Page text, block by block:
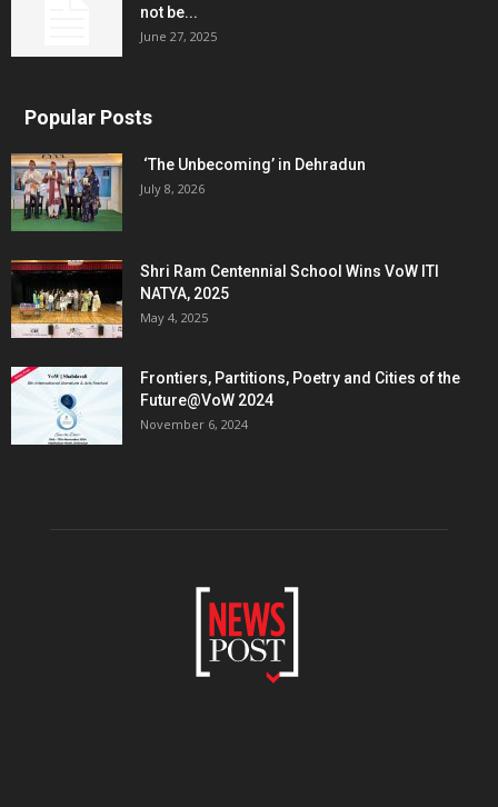
not be...
June 27, 2025
Popular Posts
‘The Unbecoming’ in Dehradun
July 8, 2026
Shri Ram Centennial School Wins VoW ITI
NATYA, 2025
May 4, 2025
Frontiers, Partitions, Poetry and Cities of the
Future@VoW 2024
November 6, 2024